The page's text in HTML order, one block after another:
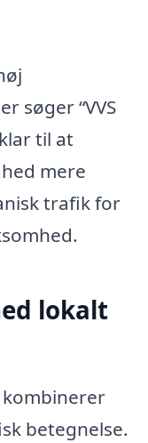
søger “VVS
til at
mere
trafik for
lokalt
betegnelse.